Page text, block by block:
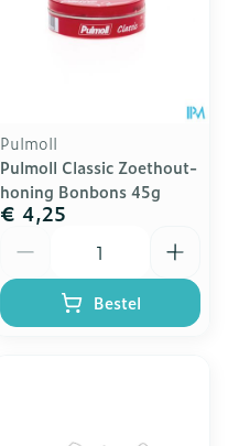
Pulmoll
Pulmoll Classic Zoethout-
honing Bonbons 45g
€ 4,25
Bestel